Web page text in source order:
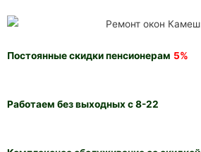
Постоянные скидки пенсионерам 5%
Работаем без выходных с 8-22